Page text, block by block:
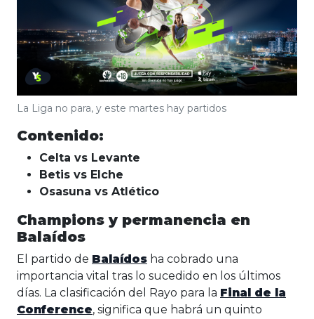
La Liga no para, y este martes hay partidos
Contenido:
Celta vs Levante
Betis vs Elche
Osasuna vs Atlético
Champions y permanencia en
Balaídos
El partido de Balaídos ha cobrado una
importancia vital tras lo sucedido en los últimos
días. La clasificación del Rayo para la Final de la
Conference, significa que habrá un quinto